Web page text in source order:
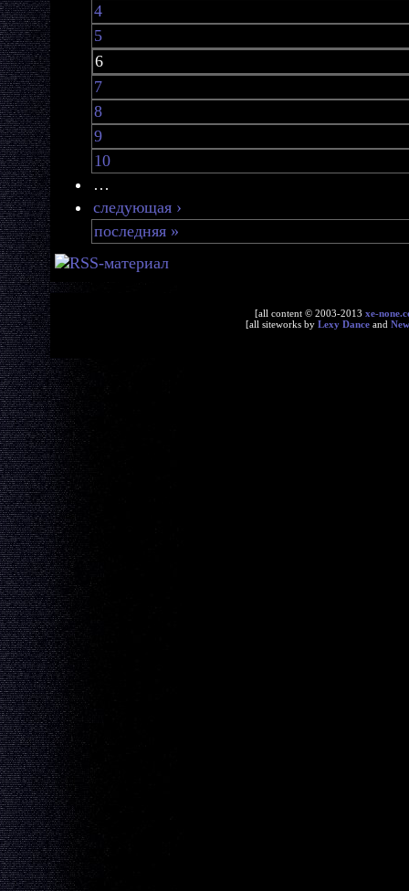
4
5
6
7
8
9
10
…
следующая ›
последняя »
[all content © 2003-2013 xe-
[all siteworks by Lexy Dance and